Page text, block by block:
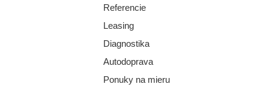
Referencie
Leasing
Diagnostika
Autodoprava
Ponuky na mieru